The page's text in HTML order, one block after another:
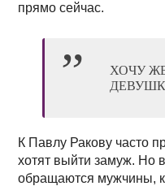
прямо сейчас.
ХОЧУ
К Павлу Ракову часто
хотят выйти замуж. Но
обращаются мужчины,